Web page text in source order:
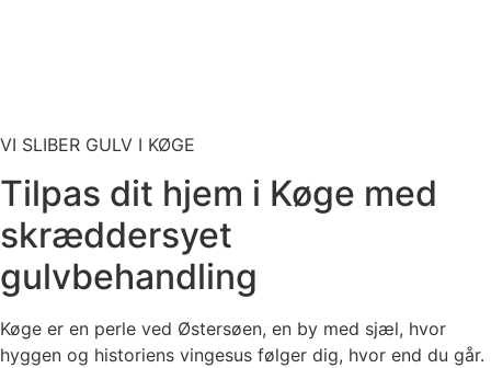
VI SLIBER GULV I KØGE
Tilpas dit hjem i Køge med
skræddersyet
gulvbehandling
Køge er en perle ved Østersøen, en by med sjæl, hvor
hyggen og historiens vingesus følger dig, hvor end du går.